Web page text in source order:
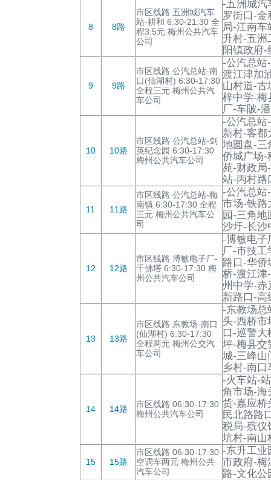
8 8路
市区线路 五洲城汽车
站-耕和 6:30-21:30 全
程3.5元 梅州公共汽车
公司
-五洲城汽
罗街口-金
局-江南
升村-五洲
阳镇政府-
9 9路
市区线路 公汽总站-南
口(仙湖村) 6:30-17:30
全程三元 梅州公共汽
车公司
-公汽总站
渡江津加
山村道-古
梓中学-梅
厂-车陂-
10 10路
市区线路 公汽总站-剑
英纪念园 6:30-17:30
梅州公共汽车公司
-公汽总站
新村-客都
地圆盘-三
侨城广场-
苑-财政局
站-丙村路
11 11路
市区线路 公汽总站-梅
南镇 6:30-17:30 全程
三元 梅州公共汽车公
司
-公汽总站
市场-铁路
园-三角
沙圩-长沙
12 12路
市区线路 博敏电子厂-
千佛塔 6:30-17:30 梅
州公共汽车公司
-博敏电子
厂-市技工
路口-华侨
桥-渡江津
州中学-赤
新路口-高
13 13路
市区线路 东教场-南口
(仙湖村) 6:30-17:30
全程两元 梅州公交汽
车公司
-东教场总
头-西桥市
口-巡警大
坪-梅县交
城-三峰山
乡村-南
14 14路
市区线路 06:30-17:30
梅州公共汽车公司
-火车站-
角市场-海
货-嘉应桥
民北路路
税局-殡仪
坑村-南山
15 15路
市区线路 06:30-17:30
空调车两元 梅州公共
汽车公司
-东升工业
市政府-梅
路-文化公